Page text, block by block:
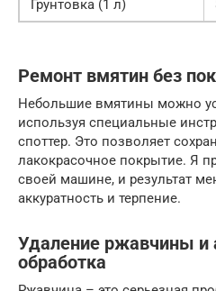
Грунтовка (1 л)
Ремонт вмятин без
Небольшие вмятины можно
используя специальные
споттер. Это позволяет
лакокрасочное покрытие. Я
своей машине, и результат
аккуратность и терпение.
Удаление ржавчины и
обработка